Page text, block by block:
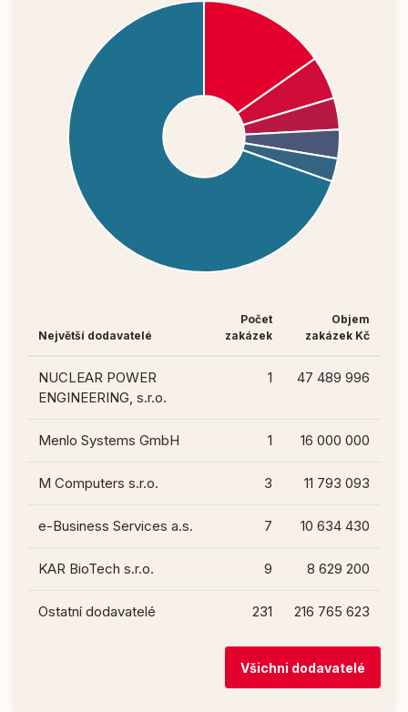
Největší dodavatelé
Počet
zakázek
Objem
zakázek Kč
NUCLEAR POWER
ENGINEERING, s.r.o.
1 47 489 996
Menlo Systems GmbH 1 16 000 000
M Computers s.r.o. 3 11 793 093
e-Business Services a.s. 7 10 634 430
KAR BioTech s.r.o. 9 8 629 200
Ostatní dodavatelé 231 216 765 623
Všichni dodavatelé